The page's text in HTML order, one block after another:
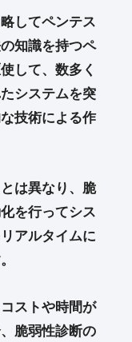
してペンテス
知識を持つペ
して、数多く
システムを突
技術による作
は異なり、脆
を行ってシス
アルタイムに
ストや時間が
脆弱性診断の